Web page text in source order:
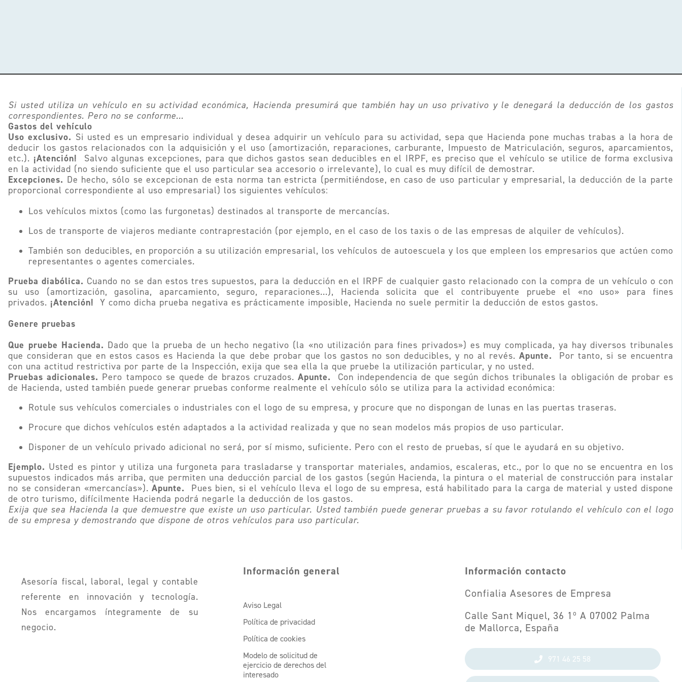
Si usted utiliza un vehículo en su actividad económica, Hacienda presumirá que también hay un uso privativo y le denegará la deducción de los gastos
correspondientes. Pero no se conforme…
Gastos del vehículo
Uso exclusivo. Si usted es un empresario individual y desea adquirir un vehículo para su actividad, sepa que Hacienda pone muchas trabas a la hora de
deducir los gastos relacionados con la adquisición y el uso (amortización, reparaciones, carburante, Impuesto de Matriculación, seguros, aparcamientos,
etc.). ¡Atención! Salvo algunas excepciones, para que dichos gastos sean deducibles en el IRPF, es preciso que el vehículo se utilice de forma exclusiva
en la actividad (no siendo suficiente que el uso particular sea accesorio o irrelevante), lo cual es muy difícil de demostrar.
Excepciones. De hecho, sólo se excepcionan de esta norma tan estricta (permitiéndose, en caso de uso particular y empresarial, la deducción de la parte
proporcional correspondiente al uso empresarial) los siguientes vehículos:
Los vehículos mixtos (como las furgonetas) destinados al transporte de mercancías.
Los de transporte de viajeros mediante contraprestación (por ejemplo, en el caso de los taxis o de las empresas de alquiler de vehículos).
También son deducibles, en proporción a su utilización empresarial, los vehículos de autoescuela y los que empleen los empresarios que actúen como
representantes o agentes comerciales.
Prueba diabólica. Cuando no se dan estos tres supuestos, para la deducción en el IRPF de cualquier gasto relacionado con la compra de un vehículo o con
su uso (amortización, gasolina, aparcamiento, seguro, reparaciones…), Hacienda solicita que el contribuyente pruebe el «no uso» para fines
privados. ¡Atención! Y como dicha prueba negativa es prácticamente imposible, Hacienda no suele permitir la deducción de estos gastos.
Genere pruebas
Que pruebe Hacienda. Dado que la prueba de un hecho negativo (la «no utilización para fines privados») es muy complicada, ya hay diversos tribunales
que consideran que en estos casos es Hacienda la que debe probar que los gastos no son deducibles, y no al revés. Apunte. Por tanto, si se encuentra
con una actitud restrictiva por parte de la Inspección, exija que sea ella la que pruebe la utilización particular, y no usted.
Pruebas adicionales. Pero tampoco se quede de brazos cruzados. Apunte. Con independencia de que según dichos tribunales la obligación de probar es
de Hacienda, usted también puede generar pruebas conforme realmente el vehículo sólo se utiliza para la actividad económica:
Rotule sus vehículos comerciales o industriales con el logo de su empresa, y procure que no dispongan de lunas en las puertas traseras.
Procure que dichos vehículos estén adaptados a la actividad realizada y que no sean modelos más propios de uso particular.
​Disponer de un vehículo privado adicional no será, por sí mismo, suficiente. Pero con el resto de pruebas, sí que le ayudará en su objetivo.
Ejemplo. Usted es pintor y utiliza una furgoneta para trasladarse y transportar materiales, andamios, escaleras, etc., por lo que no se encuentra en los
supuestos indicados más arriba, que permiten una deducción parcial de los gastos (según Hacienda, la pintura o el material de construcción para instalar
no se consideran «mercancías»).Apunte. Pues bien, si el vehículo lleva el logo de su empresa, está habilitado para la carga de material y usted dispone
de otro turismo, difícilmente Hacienda podrá negarle la deducción de los gastos.
Exija que sea Hacienda la que demuestre que existe un uso particular. Usted también puede generar pruebas a su favor rotulando el vehículo con el logo
de su empresa y demostrando que dispone de otros vehículos para uso particular.
Asesoría fiscal, laboral, legal y contable
referente en innovación y tecnología.
Nos encargamos íntegramente de su
negocio.
Información general
Aviso Legal
Política de privacidad
Política de cookies
Modelo de solicitud de
ejercicio de derechos del
interesado
Información contacto
Confialia Asesores de Empresa
Calle Sant Miquel, 36 1º A 07002 Palma
de Mallorca, España
971 46 25 58